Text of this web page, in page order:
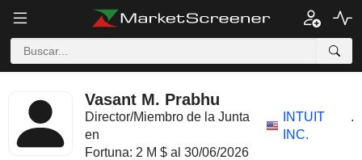
Vasant M. Prabhu
Director/Miembro de la Junta
en
INTUIT
INC.
.
Fortuna: 2 M $ al 30/06/2026